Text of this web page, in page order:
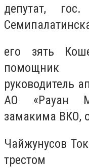
депутат,
его зять
помощник
руководитель
АО «Рауан
замакима ВКО,
Чайжунусов
трестом